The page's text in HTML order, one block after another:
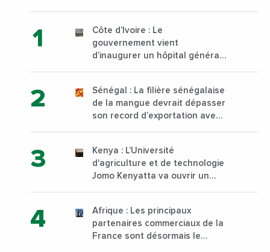
Côte d’Ivoire : Le
gouvernement vient
d’inaugurer un hôpital général
Sénégal : La filière sénégalaise
de la mangue devrait dépasser
son record d’exportation avec
Kenya : L’Université
d'agriculture et de technologie
Jomo Kenyatta va ouvrir un
sur son campus de Karen à
Nairobi dès janvier 2023
Afrique : Les principaux
partenaires commerciaux de la
France sont désormais le